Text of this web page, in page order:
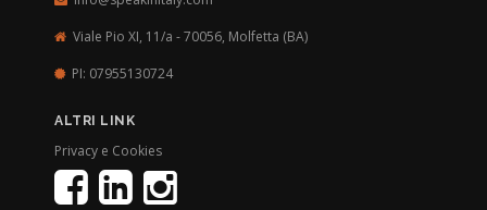
Viale Pio XI, 11/a - 70056, Molfetta (BA)
PI: 07955130724
ALTRI LINK
Privacy e Cookies